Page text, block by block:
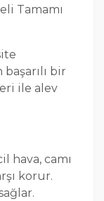
Tamamı
bir
ile alev
hava, camı
korur.